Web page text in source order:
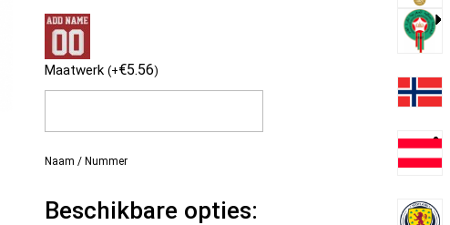
Maatwerk (+€5.56)
Naam / Nummer
Beschikbare opties: